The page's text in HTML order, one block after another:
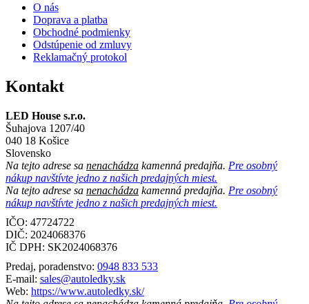
O nás
Doprava a platba
Obchodné podmienky
Odstúpenie od zmluvy
Reklamačný protokol
Kontakt
LED House s.r.o.
Šuhajova 1207/40
040 18 Košice
Slovensko
Na tejto adrese sa nenachádza kamenná predajňa. Pre osobný
nákup navštívte jedno z našich predajných miest.
Na tejto adrese sa nenachádza kamenná predajňa. Pre osobný
nákup navštívte jedno z našich predajných miest.
IČO: 47724722
DIČ: 2024068376
IČ DPH: SK2024068376
Predaj, poradenstvo: 0948 833 533
E-mail: sales@autoledky.sk
Web: https://www.autoledky.sk/